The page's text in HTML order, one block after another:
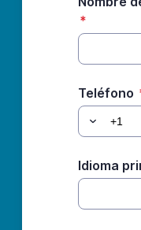
*
Teléfono
Idioma